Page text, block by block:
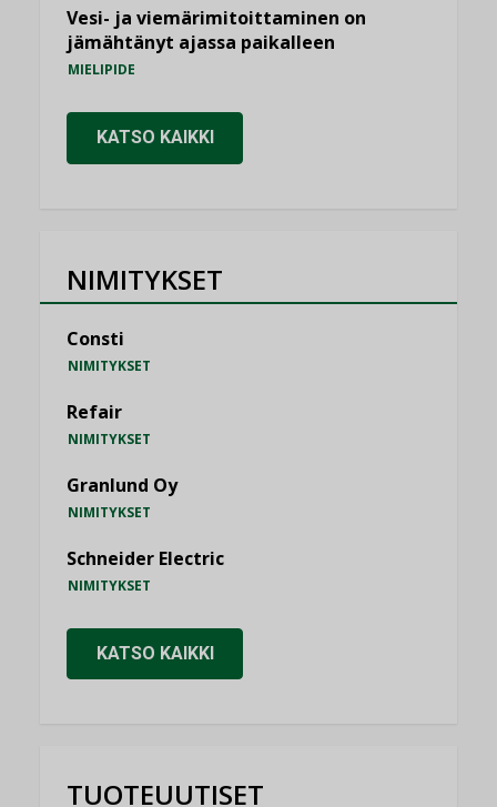
Vesi- ja viemärimitoittaminen on
jämähtänyt ajassa paikalleen
MIELIPIDE
KATSO KAIKKI
NIMITYKSET
Consti
NIMITYKSET
Refair
NIMITYKSET
Granlund Oy
NIMITYKSET
Schneider Electric
NIMITYKSET
KATSO KAIKKI
TUOTEUUTISET